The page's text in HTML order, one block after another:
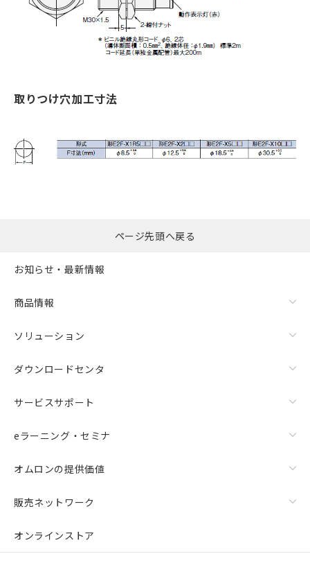
取りつけ穴加工寸法
ページ先頭へ戻る
お知らせ・最新情報
商品情報
ソリューション
ダウンロードセンタ
サービスサポート
eラーニング・セミナ
オムロンの提供価値
販売ネットワーク
オンラインストア